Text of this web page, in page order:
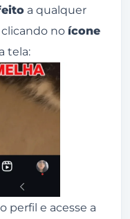
a qualquer
no ícone
tela:
perfil e acesse a